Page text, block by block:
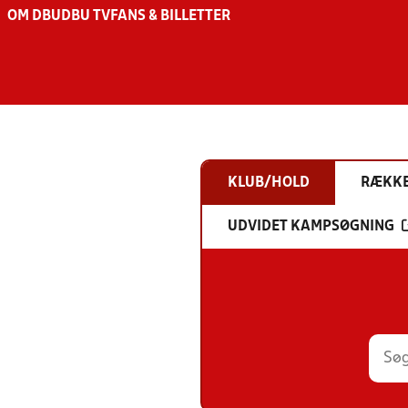
OM DBU DBU TV FANS & BILLETTER
KLUB/HOLD
UDVIDET KAMPSØGNING